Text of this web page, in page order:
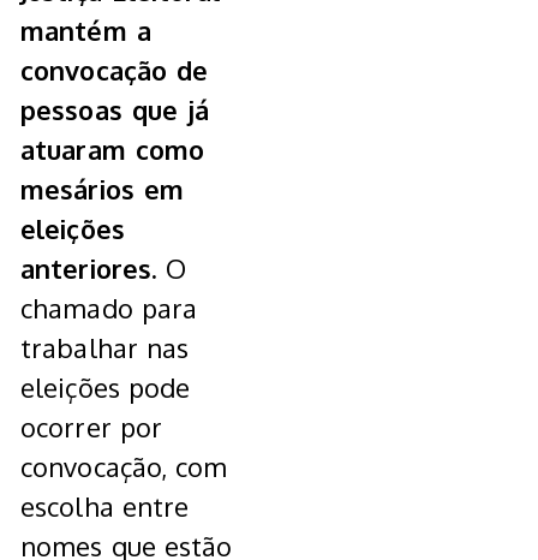
mantém a
convocação de
pessoas que já
atuaram como
mesários em
eleições
anteriores. O
chamado para
trabalhar nas
eleições pode
ocorrer por
convocação, com
escolha entre
nomes que estão